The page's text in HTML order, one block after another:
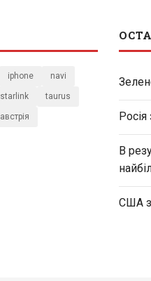
iphone navi
starlink taurus
австрія Росія
В
США